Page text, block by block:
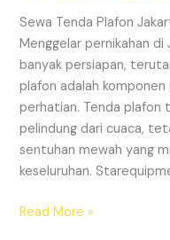
Sewa Tenda Plafon
Menggelar pernikahan
banyak persiapan,
plafon adalah
perhatian. Tenda plafon
pelindung dari cuaca,
sentuhan mewah yang
keseluruhan.
SEWA
Read More »